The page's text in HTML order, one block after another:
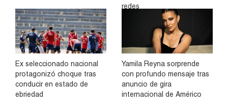
redes
Ex seleccionado nacional
protagonizó choque tras
conducir en estado de
ebriedad
Yamila Reyna sorprende
con profundo mensaje tras
anuncio de gira
internacional de Américo